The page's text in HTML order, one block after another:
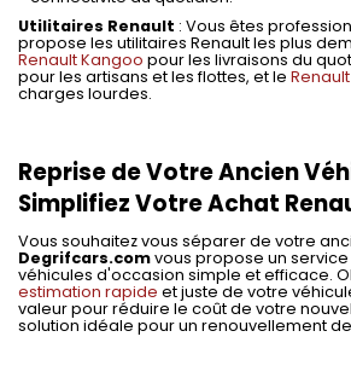
Utilitaires Renault : Vous êtes
propose les utilitaires Renault les plus
Renault Kangoo pour les livraisons du
pour les artisans et les flottes, et le
charges lourdes.
Reprise de Votre Ancien
Simplifiez Votre Achat
Vous souhaitez vous séparer de votre
Degrifcars.comvous propose un
véhicules d'occasion simple et efficace.
estimation rapide et juste de votre
valeur pour réduire le coût de votre
solution idéale pour un renouvellement